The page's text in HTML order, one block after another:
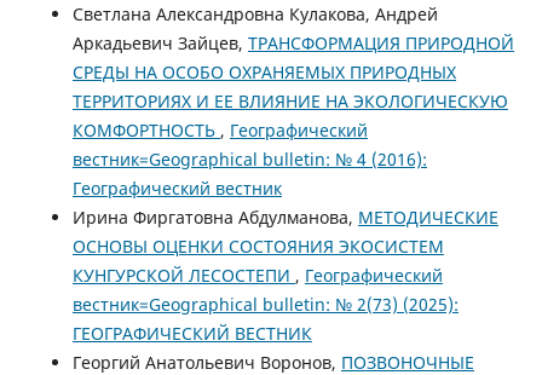
Светлана Александровна Кулакова, Андрей
Аркадьевич Зайцев, ТРАНСФОРМАЦИЯ ПРИРОДНОЙ
СРЕДЫ НА ОСОБО ОХРАНЯЕМЫХ ПРИРОДНЫХ
ТЕРРИТОРИЯХ И ЕЕ ВЛИЯНИЕ НА ЭКОЛОГИЧЕСКУЮ
КОМФОРТНОСТЬ , Географический
вестник=Geographical bulletin: № 4 (2016):
Географический вестник
Ирина Фиргатовна Абдулманова, МЕТОДИЧЕСКИЕ
ОСНОВЫ ОЦЕНКИ СОСТОЯНИЯ ЭКОСИСТЕМ
КУНГУРСКОЙ ЛЕСОСТЕПИ , Географический
вестник=Geographical bulletin: № 2(73) (2025):
ГЕОГРАФИЧЕСКИЙ ВЕСТНИК
Георгий Анатольевич Воронов, ПОЗВОНОЧНЫЕ